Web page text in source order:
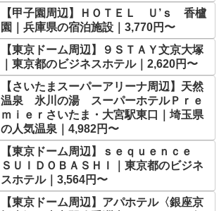
【甲子園周辺】ＨＯＴＥＬ Ｕ’ｓ 香櫨
園｜兵庫県の宿泊施設｜3,770円〜
【東京ドーム周辺】９ＳＴＡＹ文京大塚
｜東京都のビジネスホテル｜2,620円〜
【さいたまスーパーアリーナ周辺】天然
温泉 氷川の湯 スーパーホテルＰｒｅ
ｍｉｅｒさいたま・大宮駅東口｜埼玉県
の人気温泉｜4,982円〜
【東京ドーム周辺】ｓｅｑｕｅｎｃｅ
ＳＵＩＤＯＢＡＳＨＩ｜東京都のビジネ
スホテル｜3,564円〜
【東京ドーム周辺】アパホテル〈銀座京